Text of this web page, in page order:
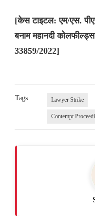
[केस टाइटल: एम/एस.
बनाम महानदी
33859/2022]
Tags Lawyer Strike
Contempt